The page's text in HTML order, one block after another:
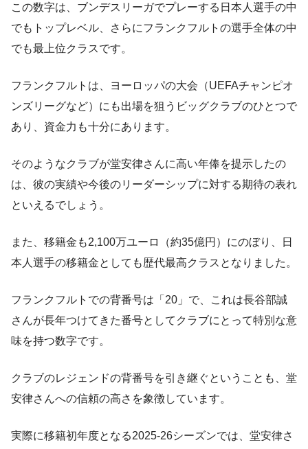
この数字は、ブンデスリーガでプレーする日本人選手の中
でもトップレベル、さらにフランクフルトの選手全体の中
でも最上位クラスです。
フランクフルトは、ヨーロッパの大会（UEFAチャンピオ
ンズリーグなど）にも出場を狙うビッグクラブのひとつで
あり、資金力も十分にあります。
そのようなクラブが堂安律さんに高い年俸を提示したの
は、彼の実績や今後のリーダーシップに対する期待の表れ
といえるでしょう。
また、移籍金も2,100万ユーロ（約35億円）にのぼり、日
本人選手の移籍金としても歴代最高クラスとなりました。
フランクフルトでの背番号は「20」で、これは長谷部誠
さんが長年つけてきた番号としてクラブにとって特別な意
味を持つ数字です。
クラブのレジェンドの背番号を引き継ぐということも、堂
安律さんへの信頼の高さを象徴しています。
実際に移籍初年度となる2025-26シーズンでは、堂安律さ